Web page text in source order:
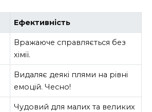
Ефективність
Вражаюче справляється без
хімії.
Видаляє деякі плями на рівні
емоцій. Чесно!
Чудовий для малих та великих